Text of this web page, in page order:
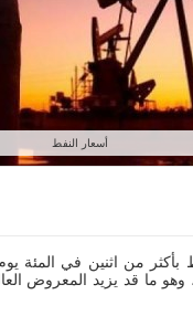
أسعار النفط
من اثنين في المئة يوم
ما قد يزيد المعروض